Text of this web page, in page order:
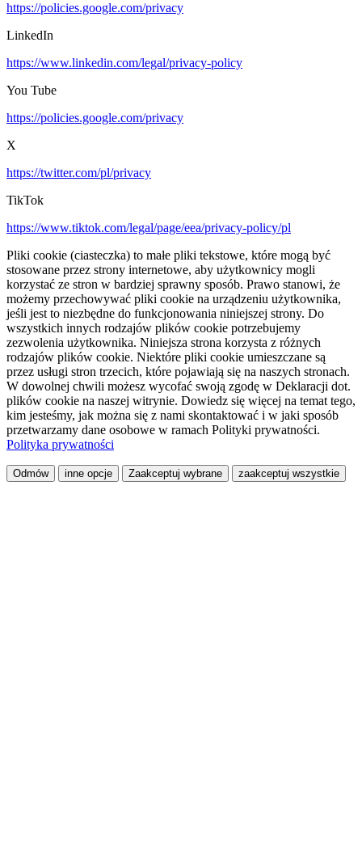
https://policies.google.com/privacy
LinkedIn
https://www.linkedin.com/legal/privacy-policy
You Tube
https://policies.google.com/privacy
X
https://twitter.com/pl/privacy
TikTok
https://www.tiktok.com/legal/page/eea/privacy-policy/pl
Pliki cookie (ciasteczka) to małe pliki tekstowe, które mogą być
stosowane przez strony internetowe, aby użytkownicy mogli
korzystać ze stron w bardziej sprawny sposób. Prawo stanowi, że
możemy przechowywać pliki cookie na urządzeniu użytkownika,
jeśli jest to niezbędne do funkcjonowania niniejszej strony. Do
wszystkich innych rodzajów plików cookie potrzebujemy
zezwolenia użytkownika. Niniejsza strona korzysta z różnych
rodzajów plików cookie. Niektóre pliki cookie umieszczane są
przez usługi stron trzecich, które pojawiają się na naszych stronach.
W dowolnej chwili możesz wycofać swoją zgodę w Deklaracji dot.
plików cookie na naszej witrynie. Dowiedz się więcej na temat tego,
kim jesteśmy, jak można się z nami skontaktować i w jaki sposób
przetwarzamy dane osobowe w ramach Polityki prywatności.
Polityka prywatności
Odmów inne opcje Zaakceptuj wybrane zaakceptuj wszystkie